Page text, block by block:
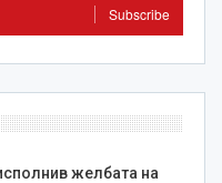
Subscribe
желбата на